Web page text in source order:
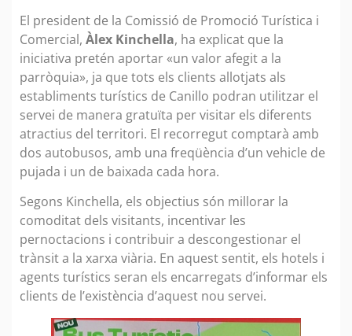
El president de la Comissió de Promoció Turística i
Comercial, Àlex Kinchella, ha explicat que la
iniciativa pretén aportar «un valor afegit a la
parròquia», ja que tots els clients allotjats als
establiments turístics de Canillo podran utilitzar el
servei de manera gratuïta per visitar els diferents
atractius del territori. El recorregut comptarà amb
dos autobusos, amb una freqüència d’un vehicle de
pujada i un de baixada cada hora.
Segons Kinchella, els objectius són millorar la
comoditat dels visitants, incentivar les
pernoctacions i contribuir a descongestionar el
trànsit a la xarxa viària. En aquest sentit, els hotels i
agents turístics seran els encarregats d’informar els
clients de l’existència d’aquest nou servei.